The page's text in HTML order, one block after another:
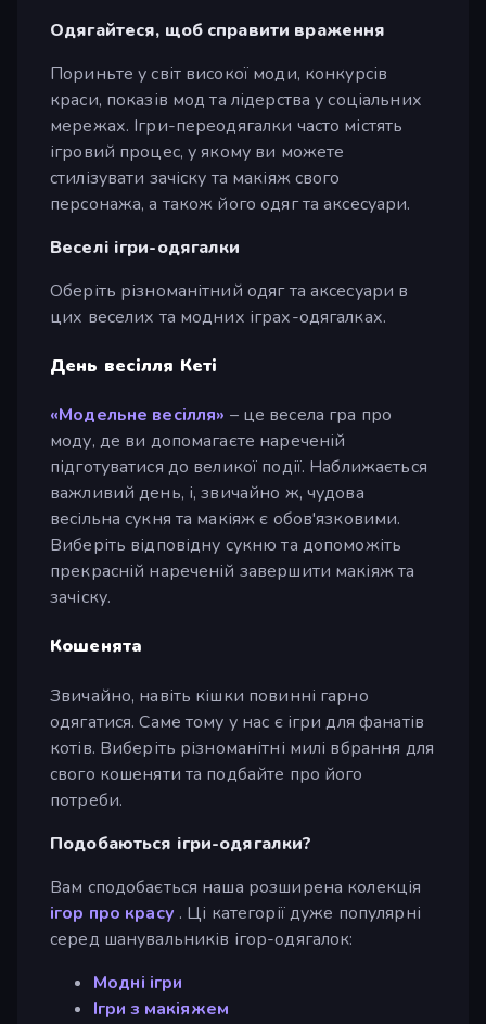
Одягайтеся, щоб справити враження
Пориньте у світ високої моди, конкурсів
краси, показів мод та лідерства у соціальних
мережах. Ігри-переодягалки часто містять
ігровий процес, у якому ви можете
стилізувати зачіску та макіяж свого
персонажа, а також його одяг та аксесуари.
Веселі ігри-одягалки
Оберіть різноманітний одяг та аксесуари в
цих веселих та модних іграх-одягалках.
День весілля Кеті
«Модельне весілля» – це весела гра про
моду, де ви допомагаєте нареченій
підготуватися до великої події. Наближається
важливий день, і, звичайно ж, чудова
весільна сукня та макіяж є обов'язковими.
Виберіть відповідну сукню та допоможіть
прекрасній нареченій завершити макіяж та
зачіску.
Кошенята
Звичайно, навіть кішки повинні гарно
одягатися. Саме тому у нас є ігри для фанатів
котів. Виберіть різноманітні милі вбрання для
свого кошеняти та подбайте про його
потреби.
Подобаються ігри-одягалки?
Вам сподобається наша розширена колекція
ігор про красу . Ці категорії дуже популярні
серед шанувальників ігор-одягалок:
Модні ігри
Ігри з макіяжем